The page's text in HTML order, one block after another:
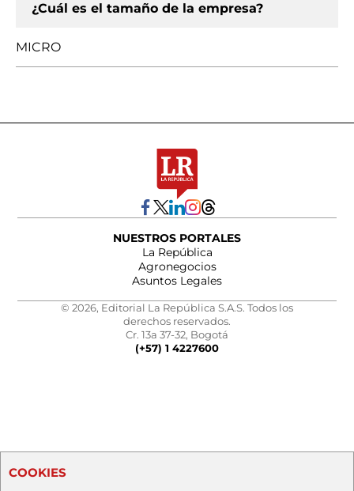
¿Cuál es el tamaño de la empresa?
MICRO
NUESTROS PORTALES
La República
Agronegocios
Asuntos Legales
© 2026, Editorial La República S.A.S. Todos los
derechos reservados.
Cr. 13a 37-32, Bogotá
(+57) 1 4227600
COOKIES